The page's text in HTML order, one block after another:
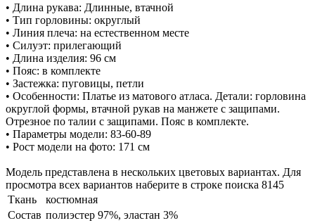
• Длина рукава: Длинные, втачной
• Тип горловины: округлый
• Линия плеча: на естественном месте
• Силуэт: прилегающий
• Длина изделия: 96 см
• Пояс: в комплекте
• Застежка: пуговицы, петли
• Особенности: Платье из матового атласа. Детали: горловина
округлой формы, втачной рукав на манжете с защипами.
Отрезное по талии с защипами. Пояс в комплекте.
• Параметры модели: 83-60-89
• Рост модели на фото: 171 см
Модель представлена в нескольких цветовых вариантах. Для
просмотра всех вариантов наберите в строке поиска 8145
Ткань
костюмная
Состав полиэстер 97%, эластан 3%